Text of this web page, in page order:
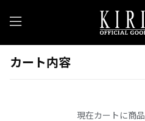
カート内容
現在カートに商